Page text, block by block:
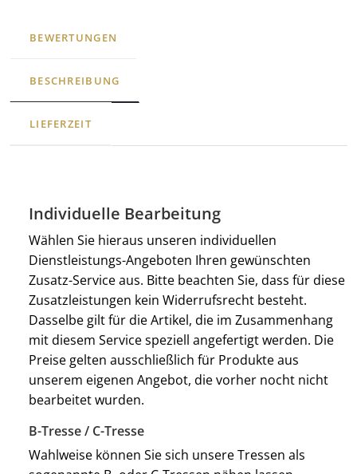
BEWERTUNGEN
BESCHREIBUNG
LIEFERZEIT
Individuelle Bearbeitung
Wählen Sie hieraus unseren individuellen
Dienstleistungs-Angeboten Ihren gewünschten
Zusatz-Service aus. Bitte beachten Sie, dass für diese
Zusatzleistungen kein Widerrufsrecht besteht.
Dasselbe gilt für die Artikel, die im Zusammenhang
mit diesem Service speziell angefertigt werden. Die
Preise gelten ausschließlich für Produkte aus
unserem eigenen Angebot, die vorher nocht nicht
bearbeitet wurden.
B-Tresse / C-Tresse
Wahlweise können Sie sich unsere Tressen als